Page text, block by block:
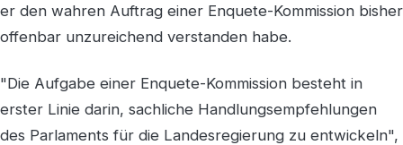
er den wahren Auftrag einer Enquete-Kommission bisher
offenbar unzureichend verstanden habe.
"Die Aufgabe einer Enquete-Kommission besteht in
erster Linie darin, sachliche Handlungsempfehlungen
des Parlaments für die Landesregierung zu entwickeln",